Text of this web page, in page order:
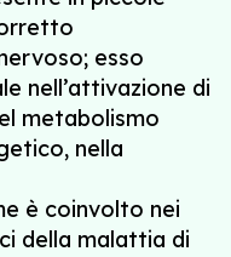
esso
nell’attivazione di
metabolismo
nella
è coinvolto nei
della malattia di